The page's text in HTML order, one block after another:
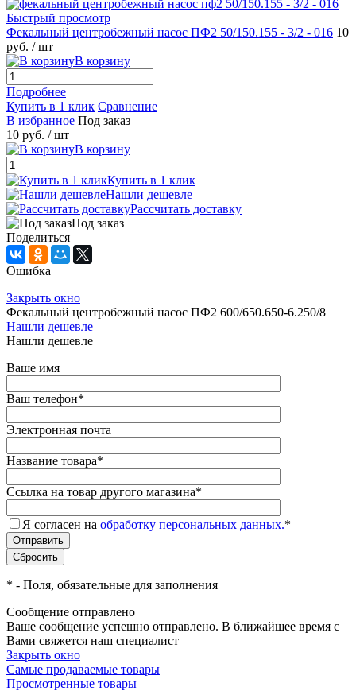
Быстрый просмотр
Фекальный центробежный насос ПФ2 50/150.155 - 3/2 - 016 10
руб. / шт
В корзину
Подробнее
Купить в 1 клик Сравнение
В избранное Под заказ
10 руб. / шт
В корзину
Купить в 1 клик
Нашли дешевле
Рассчитать доставку
Под заказ
Поделиться
Ошибка
Закрыть окно
Фекальный центробежный насос ПФ2 600/650.650-6.250/8
Нашли дешевле
Нашли дешевле
Ваше имя
Ваш телефон*
Электронная почта
Название товара*
Ссылка на товар другого магазина*
Я согласен на обработку персональных данных.*
* - Поля, обязательные для заполнения
Сообщение отправлено
Ваше сообщение успешно отправлено. В ближайшее время с
Вами свяжется наш специалист
Закрыть окно
Самые продаваемые товары
Просмотренные товары